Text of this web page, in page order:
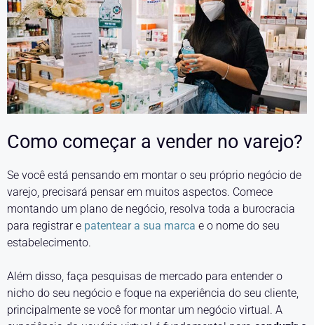
Como começar a vender no varejo?
Se você está pensando em montar o seu próprio negócio de
varejo, precisará pensar em muitos aspectos. Comece
montando um plano de negócio, resolva toda a burocracia
para registrar e patentear a sua marca e o nome do seu
estabelecimento.
Além disso, faça pesquisas de mercado para entender o
nicho do seu negócio e foque na experiência do seu cliente,
principalmente se você for montar um negócio virtual. A